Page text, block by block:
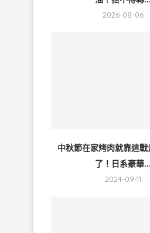
2026-08-06
中秋節在家烤肉就靠這
了！日系豪華
2024-09-11